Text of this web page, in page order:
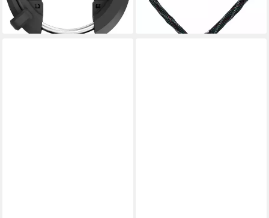
-14%
lieferbar - in 3-4 Werktagen bei dir